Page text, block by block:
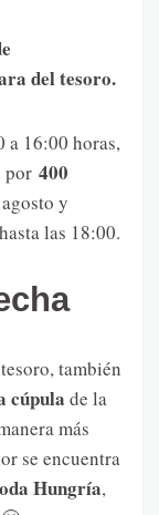
del tesoro.
a 16:00 horas,
por 400
y
las 18:00.
también
cúpula de la
más
se encuentra
Hungría,